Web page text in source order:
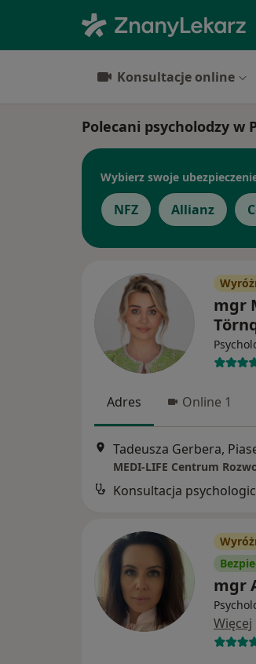
Konsultacje online
Polecani psycholodzy w
Wybierz swoje
NFZ Allianz
mgr
Adres Online 1
Tadeusza Gerbera,
Konsultacja
mgr
Więcej